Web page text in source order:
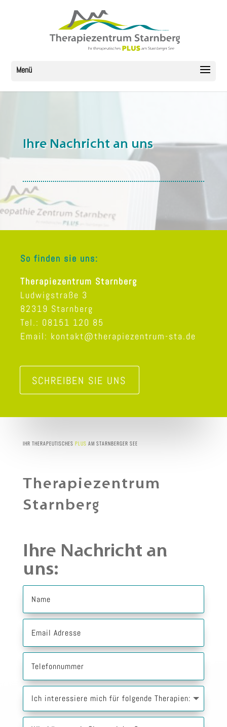
Ihre Nachricht an uns
So finden sie uns:
Therapiezentrum Starnberg
Ludwigstraße 3
82319 Starnberg
Tel.: 08151 120 85
Email: kontakt@therapiezentrum-sta.de
SCHREIBEN SIE UNS
IHR THERAPEUTISCHES PLUS AM STARNBERGER SEE
Therapiezentrum
Starnberg
Ihre Nachricht an
uns: